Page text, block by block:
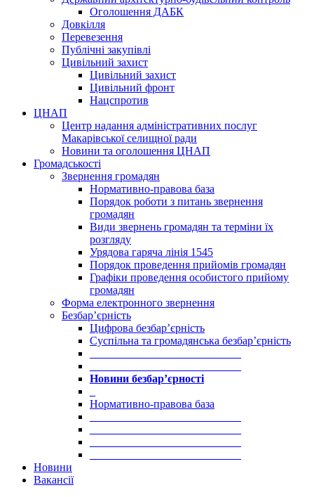
Оголошення ДАБК
Довкілля
Перевезення
Публічні закупівлі
Цивільний захист
Цивільний захист
Цивільний фронт
Нацспротив
ЦНАП
Центр надання адміністративних послуг
Макарівської селищної ради
Новини та оголошення ЦНАП
Громадськості
Звернення громадян
Нормативно-правова база
Порядок роботи з питань звернення
громадян
Види звернень громадян та терміни їх
розгляду
Урядова гаряча лінія 1545
Порядок проведення прийомів громадян
Графіки проведення особистого прийому
громадян
Форма електронного звернення
Безбар’єрність
Цифрова безбар’єрність
Суспільна та громадянська безбар’єрність
Новини безбар’єрності
Нормативно-правова база
Новини
Вакансії